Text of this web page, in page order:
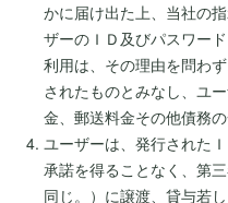
かに届け出た上、当社の
ザーのＩＤ及びパスワー
利用は、その理由を問わ
されたものとみなし、ユ
金、郵送料金その他債務
ユーザーは、発行された
承諾を得ることなく、第
同じ。）に譲渡、貸与若